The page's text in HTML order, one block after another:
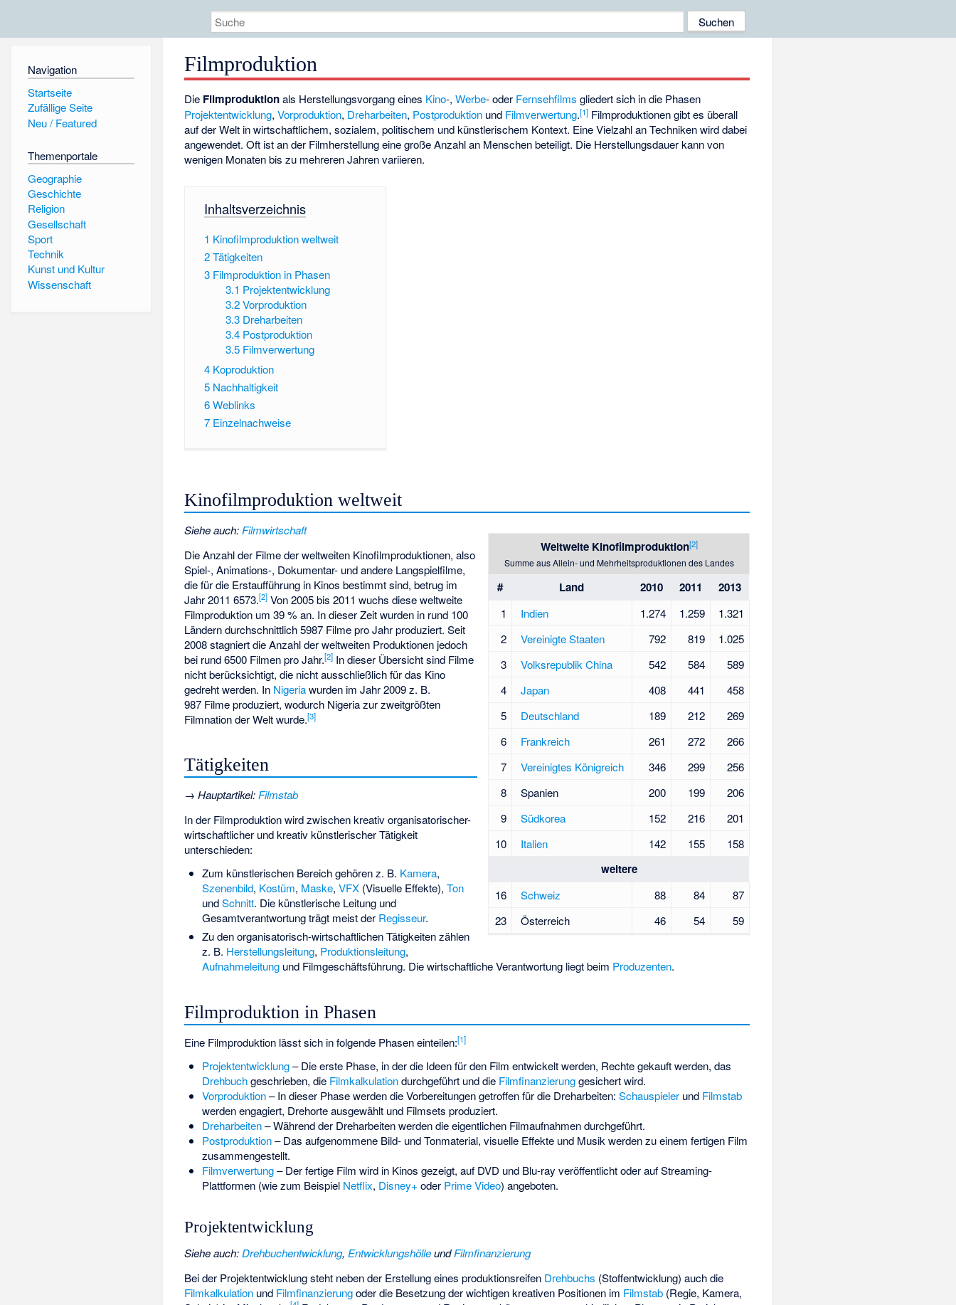
Navigation
Startseite
Zufällige Seite
Neu / Featured
Themenportale
Geographie
Geschichte
Religion
Gesellschaft
Sport
Technik
Kunst und Kultur
Wissenschaft
Filmproduktion
Die Filmproduktionals Herstellungsvorgang eines Kino-,Werbe- oder Fernsehfilms gliedert sich in die Phasen
Projektentwicklung,Vorproduktion, Dreharbeiten, Postproduktion und Filmverwertung.[1] Filmproduktionen gibt es überall
auf der Welt in wirtschaftlichem, sozialem, politischem und künstlerischem Kontext. Eine Vielzahl an Techniken wird dabei
angewendet. Oft ist an der Filmherstellung eine große Anzahl an Menschen beteiligt. Die Herstellungsdauer kann von
wenigen Monaten bis zu mehreren Jahren variieren.
Inhaltsverzeichnis
1 Kinofilmproduktion weltweit
2Tätigkeiten
3 Filmproduktion in Phasen
3.1 Projektentwicklung
3.2 Vorproduktion
3.3 Dreharbeiten
3.4 Postproduktion
3.5 Filmverwertung
4 Koproduktion
5 Nachhaltigkeit
6Weblinks
7 Einzelnachweise
Kinofilmproduktion weltweit
Weltweite Kinofilmproduktion[2]
Summe aus Allein- und Mehrheitsproduktionen des Landes
# Land 2010 2011 2013
1 Indien 1.274 1.259
1.321
2
Vereinigte Staaten 792 819
1.025
3
Volksrepublik China 542 584
589
4
Japan 408 441
458
5
Deutschland 189 212
269
6
Frankreich 261 272
266
7
Vereinigtes Königreich 346 299
256
8
Spanien 200 199
206
9
Südkorea 152 216
201
10
Italien 142 155 158
weitere
16 Schweiz 88 84
87
23
Österreich 46 54 59
Siehe auch: Filmwirtschaft
Die Anzahl der Filme der weltweiten Kinofilmproduktionen, also
Spiel-, Animations-, Dokumentar- und andere Langspielfilme,
die für die Erstaufführung in Kinos bestimmt sind, betrug im
Jahr 2011 6573.[2] Von 2005 bis 2011 wuchs diese weltweite
Filmproduktion um 39 % an. In dieser Zeit wurden in rund 100
Ländern durchschnittlich 5987 Filme pro Jahr produziert. Seit
2008 stagniert die Anzahl der weltweiten Produktionen jedoch
bei rund 6500 Filmen pro Jahr.[2] In dieser Übersicht sind Filme
nicht berücksichtigt, die nicht ausschließlich für das Kino
gedreht werden. In Nigeriawurden im Jahr 2009 z. B.
987 Filme produziert, wodurch Nigeria zur zweitgrößten
Filmnation der Welt wurde.[3]
Tätigkeiten
→Hauptartikel:Filmstab
In der Filmproduktion wird zwischen kreativ organisatorischer-
wirtschaftlicher und kreativ künstlerischer Tätigkeit
unterschieden:
Zum künstlerischen Bereich gehören z. B. Kamera,
Szenenbild, Kostüm, Maske, VFX(Visuelle Effekte), Ton
undSchnitt. Die künstlerische Leitung und
Gesamtverantwortung trägt meist der Regisseur.
Zu den organisatorisch-wirtschaftlichen Tätigkeiten zählen
z. B. Herstellungsleitung, Produktionsleitung,
Aufnahmeleitungund Filmgeschäftsführung. Die wirtschaftliche Verantwortung liegt beim Produzenten.
Filmproduktion in Phasen
Eine Filmproduktion lässt sich in folgende Phasen einteilen:[1]
Projektentwicklung– Die erste Phase, in der die Ideen für den Film entwickelt werden, Rechte gekauft werden, das
Drehbuchgeschrieben, die Filmkalkulationdurchgeführt und die Filmfinanzierunggesichert wird.
Vorproduktion– In dieser Phase werden die Vorbereitungen getroffen für die Dreharbeiten: Schauspielerund Filmstab
werden engagiert, Drehorte ausgewählt und Filmsets produziert.
Dreharbeiten– Während der Dreharbeiten werden die eigentlichen Filmaufnahmen durchgeführt.
Postproduktion– Das aufgenommene Bild- und Tonmaterial, visuelle Effekte und Musik werden zu einem fertigen Film
zusammengestellt.
Filmverwertung– Der fertige Film wird in Kinos gezeigt, auf DVD und Blu-ray veröffentlicht oder auf Streaming-
Plattformen (wie zum Beispiel Netflix, Disney+ oder Prime Video) angeboten.
Projektentwicklung
Siehe auch:Drehbuchentwicklung, EntwicklungshölleundFilmfinanzierung
Bei der Projektentwicklung steht neben der Erstellung eines produktionsreifen Drehbuchs (Stoffentwicklung) auch die
Filmkalkulation und Filmfinanzierungoder die Besetzung der wichtigen kreativen Positionen im Filmstab (Regie, Kamera,